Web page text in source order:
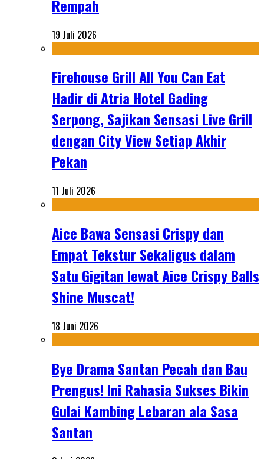
Rempah
19 Juli 2026
Firehouse Grill All You Can Eat
Hadir di Atria Hotel Gading
Serpong, Sajikan Sensasi Live Grill
dengan City View Setiap Akhir
Pekan
11 Juli 2026
Aice Bawa Sensasi Crispy dan
Empat Tekstur Sekaligus dalam
Satu Gigitan lewat Aice Crispy Balls
Shine Muscat!
18 Juni 2026
Bye Drama Santan Pecah dan Bau
Prengus! Ini Rahasia Sukses Bikin
Gulai Kambing Lebaran ala Sasa
Santan